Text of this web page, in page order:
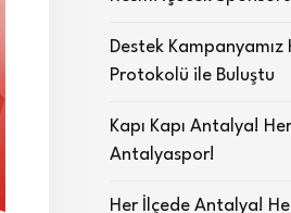
Destek Kampanyamız
Protokolü ile Buluştu
Kapı Kapı Antalya!
Antalyaspor!
Her İlçede Antalya!